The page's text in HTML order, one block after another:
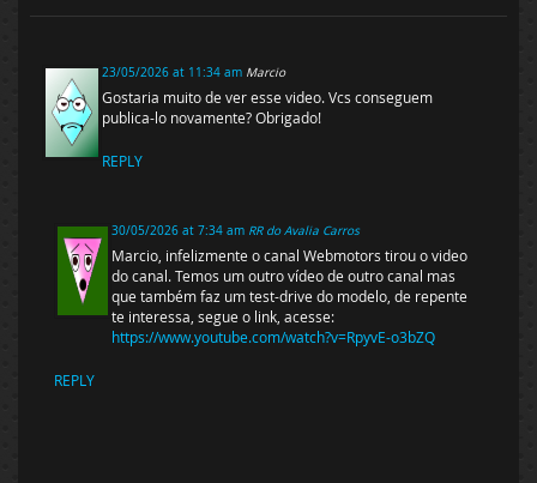
23/05/2026 at 11:34 am Marcio
Gostaria muito de ver esse video. Vcs conseguem
publica-lo novamente? Obrigado!
REPLY
30/05/2026 at 7:34 am RR do Avalia Carros
Marcio, infelizmente o canal Webmotors tirou o video
do canal. Temos um outro vídeo de outro canal mas
que também faz um test-drive do modelo, de repente
te interessa, segue o link, acesse:
https://www.youtube.com/watch?v=RpyvE-o3bZQ
REPLY